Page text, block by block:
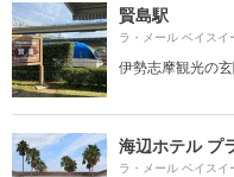
賢島駅
ラ・メール ベイスイ
伊勢志摩観光の玄
海辺ホテル プ
ラ・メール ベイスイ